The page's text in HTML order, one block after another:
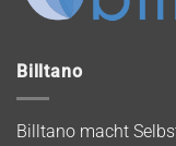
Billtano
Billtano macht